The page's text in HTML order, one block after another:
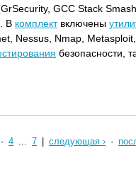
GCC Stack
В комплектвключены
Nessus, Nmap, Metasploit,
безопасности,
4 ... 7 следующая › ·